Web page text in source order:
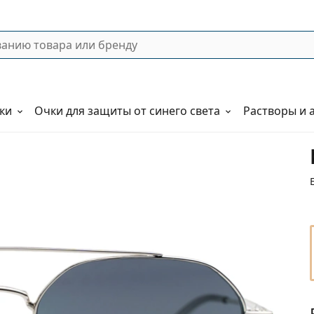
Очки для защиты от синего света Растворы и